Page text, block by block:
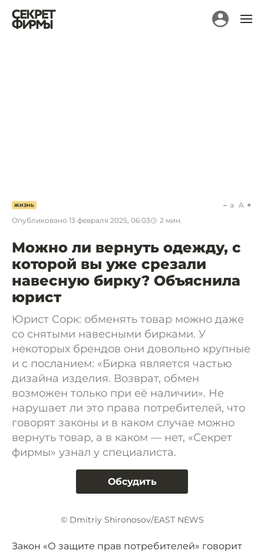
ЖИЗНЬ
Опубликовано 13 февраля 2025, 06:03 2 мин.
a A
Можно ли вернуть одежду, с
которой вы уже срезали
навесную бирку? Объяснила
юрист
Юрист Сорк: обменять товар можно даже
со снятыми навесными бирками. У
некоторых брендов они довольно крупные
и с посланием: «Бирка является частью
дизайна изделия. Возврат, обмен
возможен только при её наличии». Не
нарушает ли это права потребителей, что
говорят законы и в каком случае можно
вернуть товар, а в каком — нет, «Секрет
фирмы» узнал у специалиста.
Обсудить
© Dmitriy Shironosov/EAST NEWS
Закон «О защите прав потребителей» говорит